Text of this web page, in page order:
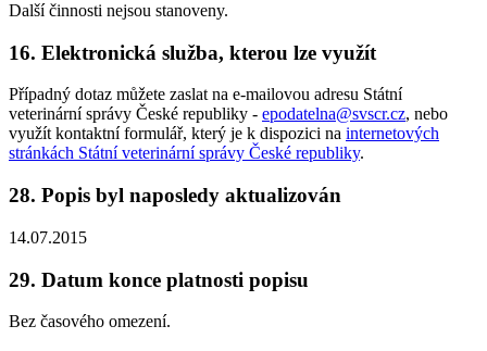
Další činnosti nejsou stanoveny.
16. Elektronická služba, kterou lze využít
Případný dotaz můžete zaslat na e-mailovou adresu Státní
veterinární správy České republiky - epodatelna@svscr.cz, nebo
využít kontaktní formulář, který je k dispozici na internetových
stránkách Státní veterinární správy České republiky.
28. Popis byl naposledy aktualizován
14.07.2015
29. Datum konce platnosti popisu
Bez časového omezení.